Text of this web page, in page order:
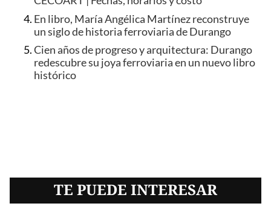
En libro, María Angélica Martínez reconstruye
un siglo de historia ferroviaria de Durango
Cien años de progreso y arquitectura: Durango
redescubre su joya ferroviaria en un nuevo libro
histórico
TE PUEDE INTERESAR